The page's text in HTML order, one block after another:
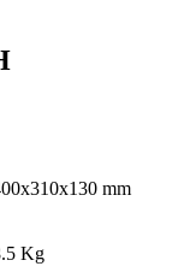
mm
Kg